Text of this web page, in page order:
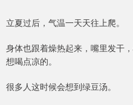
立夏过后，气温一天天往上爬。
身体也跟着燥热起来，嘴里发干
想喝点凉的。
很多人这时候会想到绿豆汤。